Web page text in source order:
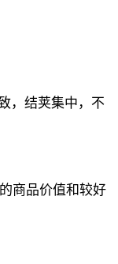
，结荚集中，不
商品价值和较好